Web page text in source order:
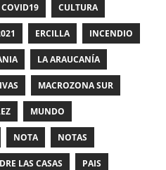
COVID19 CULTURA
ERCILLA INCENDIO
LA ARAUCANÍA
MACROZONA SUR
MUNDO
NOTA NOTAS
LAS CASAS PAIS